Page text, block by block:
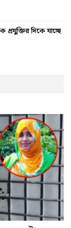
প্রযুক্তির দিকে যাচ্ছে